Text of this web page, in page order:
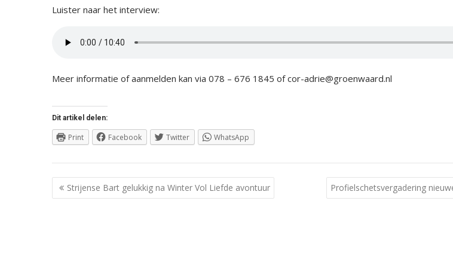
Luister naar het interview:
Meer informatie of aanmelden kan via 078 – 676 1845 of cor-adrie@groenwaard.nl
Dit artikel delen:
Print Facebook Twitter WhatsApp
Berichtnavigatie
Strijense Bart gelukkig na Winter Vol Liefde avontuur Profielschetsvergadering